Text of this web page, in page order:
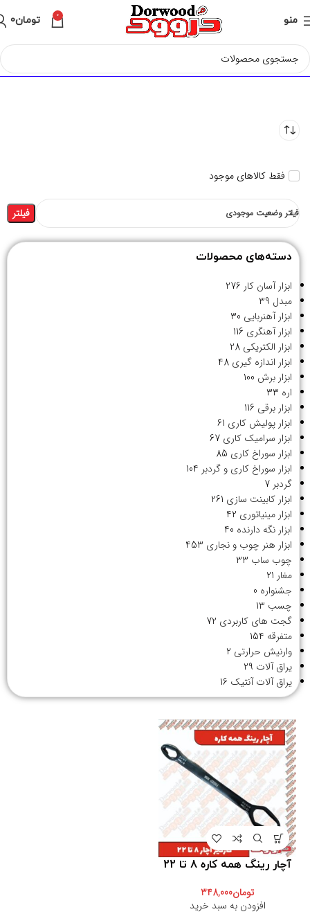
منو 0 تومان0
فقط کالاهای موجود
فیلتر وضعیت موجودی فیلتر
دسته‌های محصولات
ابزار آسان کار 276
مبدل 39
ابزار آهنربایی 30
ابزار آهنگری 116
ابزار الکتریکی 28
ابزار اندازه گیری 48
ابزار برش 100
اره 33
ابزار برقی 116
ابزار پولیش کاری 61
ابزار سرامیک کاری 67
ابزار سوراخ کاری 85
ابزار سوراخ کاری و گردبر 104
گردبر 7
ابزار کابینت سازی 261
ابزار مینیاتوری 42
ابزار نگه دارنده 40
ابزار هنر چوب و نجاری 453
چوب ساب 33
مغار 21
جشنواره 0
چسب 13
گجت های کاربردی 72
متفرقه 154
وارنیش حرارتی 2
یراق آلات 29
یراق آلات آنتیک 16
آچار رینگ همه کاره 8 تا 22
تومان348,000
افزودن به سبد خرید